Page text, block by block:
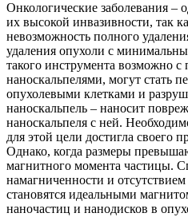
Онкологические заболевания –
их высокой инвазивности, так
невозможность полного
удаления опухоли с
такого инструмента возможно
наноскальпелями, могут стать
опухолевыми клетками и
наноскальпель – наносит
наноскальпеля с ней.
для этой цели достигла
Однако, когда размеры
магнитного момента частицы.
намагниченности и
становятся идеальными
наночастиц и нанодисков в